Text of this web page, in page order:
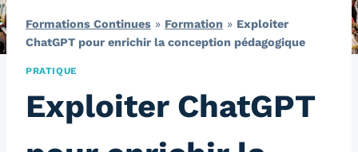
Formations Continues » Formation » Exploiter
ChatGPT pour enrichir la conception pédagogique
PRATIQUE
Exploiter ChatGPT